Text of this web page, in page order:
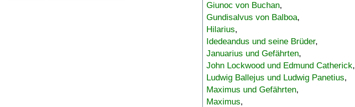
Giunoc von Buchan,
Gundisalvus von Balboa,
Hilarius,
Idedeandus und seine Brüder,
Januarius und Gefährten,
John Lockwood und Edmund Catherick,
Ludwig Ballejus und Ludwig Panetius,
Maximus und Gefährten,
Maximus,